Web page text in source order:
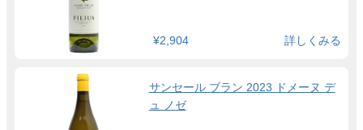
¥2,904 詳しくみる
サンセール ブラン 2023 ドメーヌ デ
ュ ノゼ